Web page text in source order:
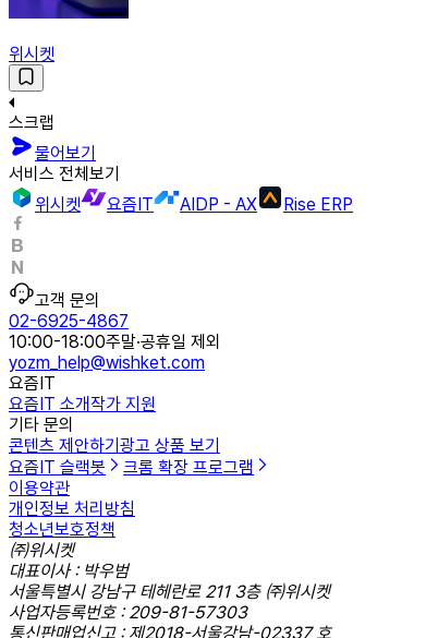
위시켓
스크랩
물어보기
서비스 전체보기
위시켓
요즘IT AIDP - AX Rise ERP
고객 문의
02-6925-4867
10:00-18:00주말·공휴일 제외
yozm_help@wishket.com
요즘IT
요즘IT 소개작가 지원
기타 문의
콘텐츠 제안하기 광고 상품 보기
요즘IT 슬랙봇
크롬 확장 프로그램
이용약관
개인정보 처리방침
청소년보호정책
㈜위시켓
대표이사 : 박우범
서울특별시 강남구 테헤란로 211 3층 ㈜위시켓
사업자등록번호 : 209-81-57303
통신판매업신고 : 제2018-서울강남-02337 호